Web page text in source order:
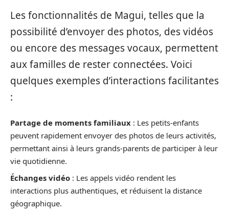
Les fonctionnalités de Magui, telles que la
possibilité d’envoyer des photos, des vidéos
ou encore des messages vocaux, permettent
aux familles de rester connectées. Voici
quelques exemples d’interactions facilitantes
:
Partage de moments familiaux : Les petits-enfants
peuvent rapidement envoyer des photos de leurs activités,
permettant ainsi à leurs grands-parents de participer à leur
vie quotidienne.
Échanges vidéo : Les appels vidéo rendent les
interactions plus authentiques, et réduisent la distance
géographique.